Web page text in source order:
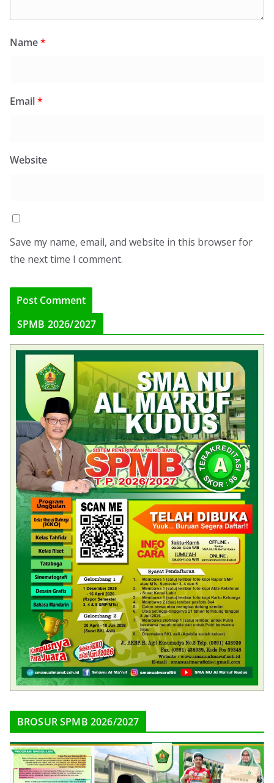
Name*
Email*
Website
Save my name, email, and website in this browser for
the next time I comment.
SPMB 2026/2027
BROSUR SPMB 2026/2027